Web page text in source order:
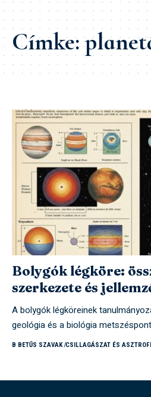
Címke:
Bolygók légköre:
szerkezete és
A bolygók légköreinek
geológia és a biológia
B BETŰS SZAVAK CSILLAGÁSZAT ÉS